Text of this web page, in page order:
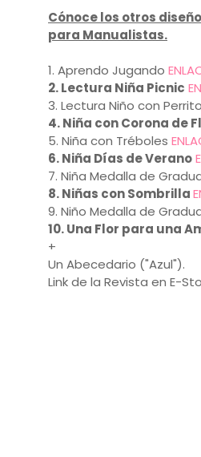
Cónoce los otros
para Manualistas.
1. Aprendo Jugando
2. Lectura Niña Picnic
3. Lectura Niño con Perrito
4. Niña con Corona de
5. Niña con Tréboles
6. Niña Días de Verano
7. Niña Medalla de
8. Niñas con Sombrilla
9. Niño Medalla de
10. Una Flor para una
+
Un Abecedario ("Azul").
Link de la Revista en E-